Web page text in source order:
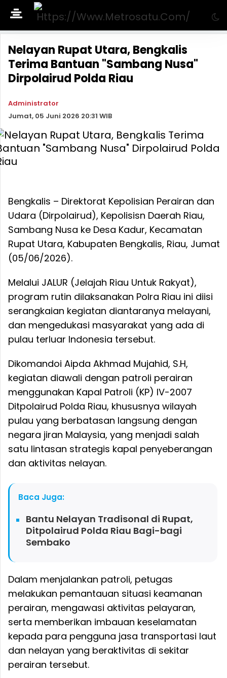
Nelayan Rupat Utara, Bengkalis
Terima Bantuan "Sambang Nusa"
Dirpolairud Polda Riau
Administrator
Jumat, 05 Juni 2026 20:31 WIB
Bengkalis – Direktorat Kepolisian Perairan dan
Udara (Dirpolairud), Kepolisisn Daerah Riau,
Sambang Nusa ke Desa Kadur, Kecamatan
Rupat Utara, Kabupaten Bengkalis, Riau, Jumat
(05/06/2026).
Melalui JALUR (Jelajah Riau Untuk Rakyat),
program rutin dilaksanakan Polra Riau ini diisi
serangkaian kegiatan diantaranya melayani,
dan mengedukasi masyarakat yang ada di
pulau terluar Indonesia tersebut.
Dikomandoi Aipda Akhmad Mujahid, S.H,
kegiatan diawali dengan patroli perairan
menggunakan Kapal Patroli (KP) IV-2007
Ditpolairud Polda Riau, khususnya wilayah
pulau yang berbatasan langsung dengan
negara jiran Malaysia, yang menjadi salah
satu lintasan strategis kapal penyeberangan
dan aktivitas nelayan.
Baca Juga:
Bantu Nelayan Tradisonal di Rupat,
Ditpolairud Polda Riau Bagi-bagi
Sembako
Dalam menjalankan patroli, petugas
melakukan pemantauan situasi keamanan
perairan, mengawasi aktivitas pelayaran,
serta memberikan imbauan keselamatan
kepada para pengguna jasa transportasi laut
dan nelayan yang beraktivitas di sekitar
perairan tersebut.